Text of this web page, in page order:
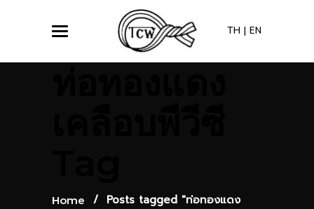
TH | EN
Home / Posts tagged "ท่อทองแดง